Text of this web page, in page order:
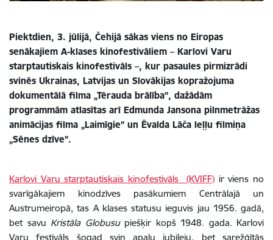
Piektdien, 3. jūlijā, Čehijā sākas viens no Eiropas
senākajiem A-klases kinofestivāliem – Karlovi Varu
starptautiskais kinofestivāls –, kur pasaules pirmizrādi
svinēs Ukrainas, Latvijas un Slovākijas kopražojuma
dokumentālā filma „Tērauda brālība”, dažādām
programmām atlasītas arī Edmunda Jansona pilnmetrāžas
animācijas filma „Laimīgie” un Ēvalda Lāča leļļu filmiņa
„Sēnes dzīve”.
Karlovi Varu starptautiskais kinofestivāls (KVIFF) ir viens no
svarīgākajiem kinodzīves pasākumiem Centrālajā un
Austrumeiropā, tas A klases statusu ieguvis jau 1956. gadā,
bet savu Kristāla Globusupiešķir kopš 1948. gada. Karlovi
Varu festivāls šogad svin apaļu jubileju, bet sarežģītās